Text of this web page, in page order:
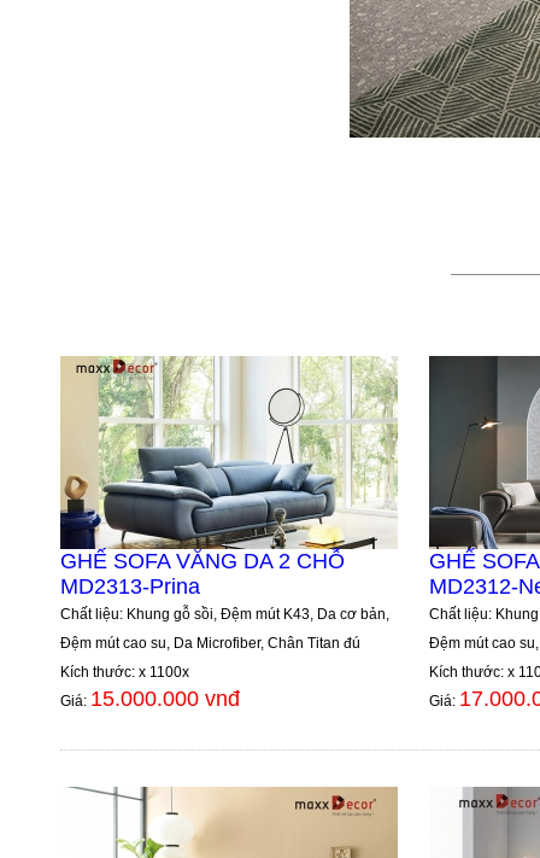
GHẾ SOFA VĂNG DA 2 CHỖ
MD2313-Prina
Chất liệu: Khung gỗ sồi, Đệm mút K43, Da cơ bản,
Đệm mút cao su, Da Microfiber, Chân Titan đú
Kích thước: x 1100x
Giá: 15.000.000 vnđ
GHẾ
MD2312-
Chất liệu:
Đệm mút cao
Kích thước: x
Giá: